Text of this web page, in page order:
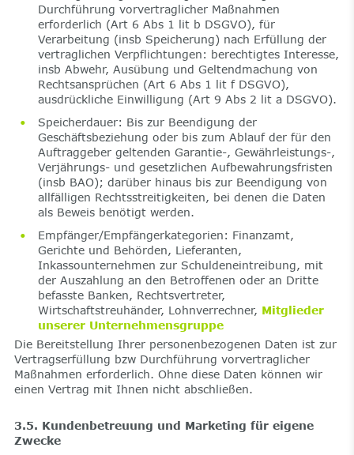
Durchführung vorvertraglicher Maßnahmen
erforderlich (Art 6 Abs 1 lit b DSGVO), für
Verarbeitung (insb Speicherung) nach Erfüllung der
vertraglichen Verpflichtungen: berechtigtes Interesse,
insb Abwehr, Ausübung und Geltendmachung von
Rechtsansprüchen (Art 6 Abs 1 lit f DSGVO),
ausdrückliche Einwilligung (Art 9 Abs 2 lit a DSGVO).
Speicherdauer: Bis zur Beendigung der
Geschäftsbeziehung oder bis zum Ablauf der für den
Auftraggeber geltenden Garantie-, Gewährleistungs-,
Verjährungs- und gesetzlichen Aufbewahrungsfristen
(insb BAO); darüber hinaus bis zur Beendigung von
allfälligen Rechtsstreitigkeiten, bei denen die Daten
als Beweis benötigt werden.
Empfänger/Empfängerkategorien: Finanzamt,
Gerichte und Behörden, Lieferanten,
Inkassounternehmen zur Schuldeneintreibung, mit
der Auszahlung an den Betroffenen oder an Dritte
befasste Banken, Rechtsvertreter,
Wirtschaftstreuhänder, Lohnverrechner, Mitglieder
unserer Unternehmensgruppe
Die Bereitstellung Ihrer personenbezogenen Daten ist zur
Vertragserfüllung bzw Durchführung vorvertraglicher
Maßnahmen erforderlich. Ohne diese Daten können wir
einen Vertrag mit Ihnen nicht abschließen.
3.5. Kundenbetreuung und Marketing für eigene
Zwecke